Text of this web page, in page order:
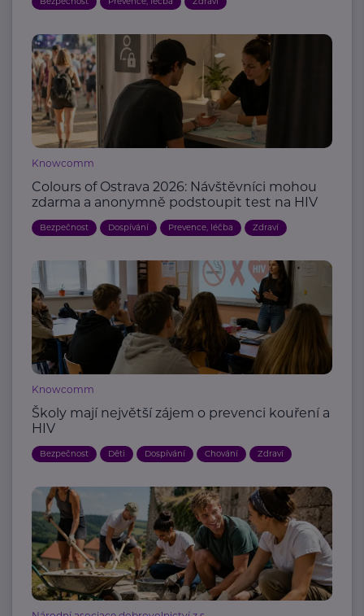
Knowcomm
Colours of Ostrava 2026: Návštěvníci mohou
zdarma a anonymně podstoupit test na HIV
Bezpečnost Dospívání Prevence, léčba Zdraví
Knowcomm
Školy mají největší zájem o prevenci kouření a
HIV
Bezpečnost Děti Dospívání Chování Zdraví